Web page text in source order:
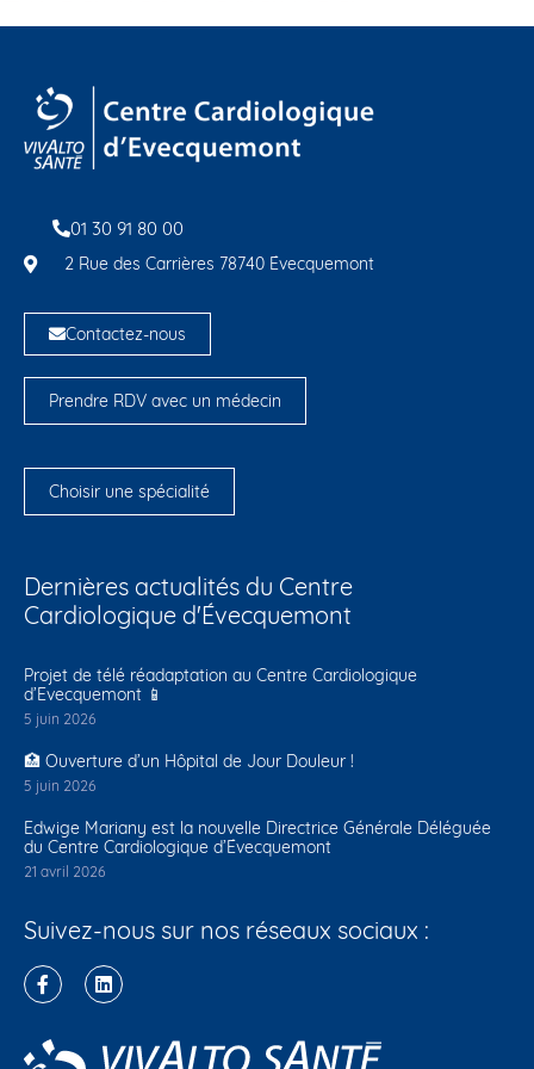
01 30 91 80 00
2 Rue des Carrières 78740 Évecquemont
Contactez-nous
Prendre RDV avec un médecin
Choisir une spécialité
Dernières actualités du Centre
Cardiologique d'Évecquemont
Projet de télé réadaptation au Centre Cardiologique
d’Evecquemont 📱
5 juin 2026
🏥 Ouverture d’un Hôpital de Jour Douleur !
5 juin 2026
Edwige Mariany est la nouvelle Directrice Générale Déléguée
du Centre Cardiologique d’Évecquemont
21 avril 2026
Suivez-nous sur nos réseaux sociaux :